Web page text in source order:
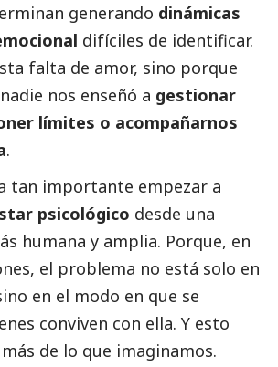
generando dinámicas
difíciles de identificar.
falta de amor, sino porque
nos enseñó a gestionar
límites o acompañarnos
.
tan importante empezar a
psicológico desde una
humana y amplia. Porque, en
el problema no está solo en
en el modo en que se
conviven con ella. Y esto
de lo que imaginamos.